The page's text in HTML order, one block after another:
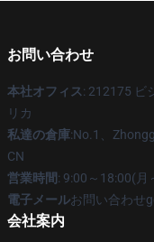
お問い合わせ
本社オフィス: 212175 ビ
リカ
私達の倉庫:No.1、
CN
営業時間: 9:00～18:00(月
電子メールお問い合わせ
会社案内